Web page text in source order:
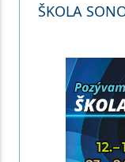
ŠKOLA